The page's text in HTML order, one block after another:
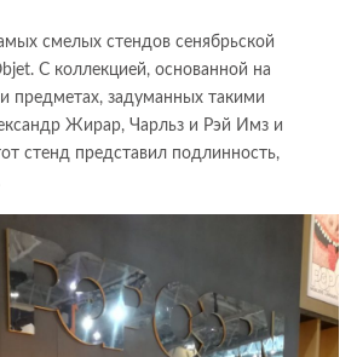
смелых стендов сенябрьской
С коллекцией, основанной на
и предметах, задуманных такими
Жирар, Чарльз и Рэй Имз и
стенд представил подлинность,